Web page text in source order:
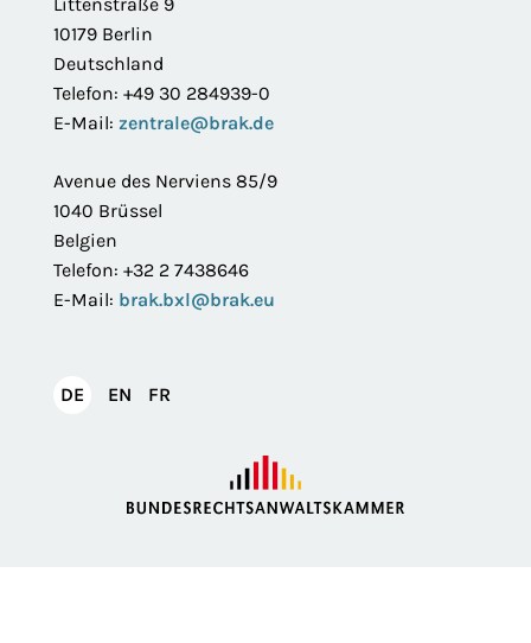
10179 Berlin
Deutschland
Telefon: +49 30 284939-0
E-Mail: zentrale@brak.de
Avenue des Nerviens 85/9
1040 Brüssel
Belgien
Telefon: +32 2 7438646
E-Mail: brak.bxl@brak.eu
DEDeutsch
EN English
FR